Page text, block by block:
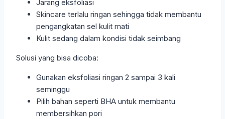
Jarang eksfoliasi
Skincare terlalu ringan sehingga tidak membantu
pengangkatan sel kulit mati
Kulit sedang dalam kondisi tidak seimbang
Solusi yang bisa dicoba:
Gunakan eksfoliasi ringan 2 sampai 3 kali
seminggu
Pilih bahan seperti BHA untuk membantu
membersihkan pori